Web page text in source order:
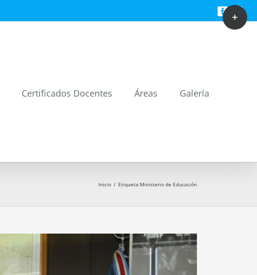
Facebook
Certificados Docentes Áreas Galería
Inicio / Etiqueta:Ministerio de Educación
Toggle
Sliding